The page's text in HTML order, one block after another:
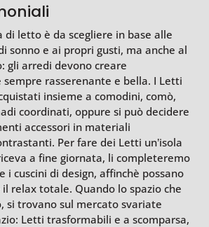
di letto è da scegliere in base alle
sonno e ai propri gusti, ma anche al
gli arredi devono creare
rasserenante e bella. I Letti
insieme a comodini, comò,
coordinati, oppure si può decidere
accessori in materiali
Per fare dei Letti un’isola
a fine giornata, li completeremo
i cuscini di design, affinchè possano
relax totale. Quando lo spazio che
si trovano sul mercato svariate
Letti trasformabili e a scomparsa,